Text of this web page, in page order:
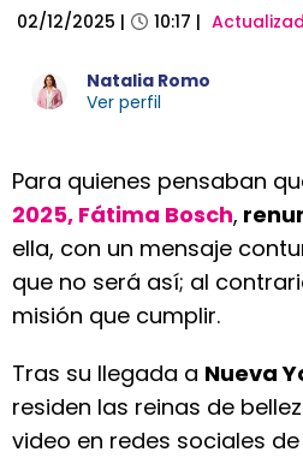
02/12/2025 | 10:17 |
Natalia Romo
Ver perfil
Para quienes pensaban
2025, Fátima Bosch,
ella, con un mensaje
que no será así; al
misión que cumplir.
Tras su llegada a Nueva
residen las reinas de
video en redes sociales